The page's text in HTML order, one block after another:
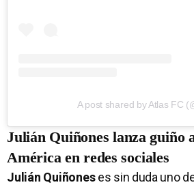
A post shared by Atlas FC
Julián Quiñones lanza guiño
América en redes sociales
Julián Quiñoneses sin duda uno